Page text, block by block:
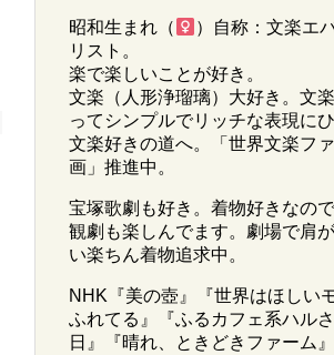
昭和生まれ（
）自称：文楽エ
リスト。
楽で楽しいことが好き。
文楽（人形浄瑠璃）大好き。文
ってシンプルでリッチな表現に
文楽好きの道へ。「世界文楽フ
画」推進中。
宝塚歌劇も好き。着物好きなの
観劇も楽しんでます。劇場で肩
い楽ちん着物追求中。
NHK『美の壺』『世界はほしい
ふれてる』『ふるカフェ系ハル
日』『晴れ、ときどきファーム